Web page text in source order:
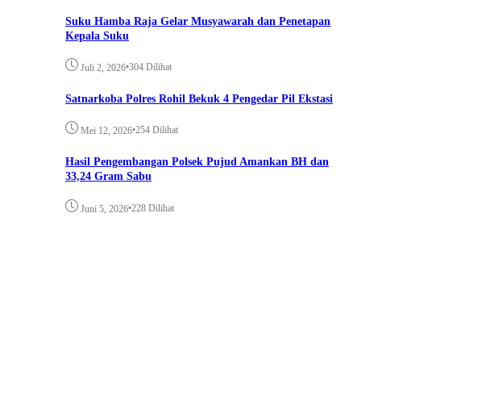
Suku Hamba Raja Gelar Musyawarah dan Penetapan
Kepala Suku
Juli 2, 2026•304 Dilihat
Satnarkoba Polres Rohil Bekuk 4 Pengedar Pil Ekstasi
Mei 12, 2026•254 Dilihat
Hasil Pengembangan Polsek Pujud Amankan BH dan
33,24 Gram Sabu
Juni 5, 2026•228 Dilihat